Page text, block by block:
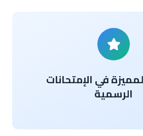
في الإمتحانات
الرسمية